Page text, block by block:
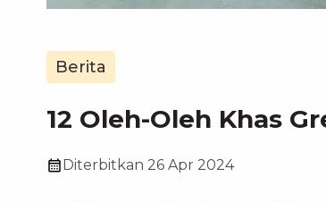
Berita
12 Oleh-Oleh Khas
Diterbitkan 26 Apr 2024